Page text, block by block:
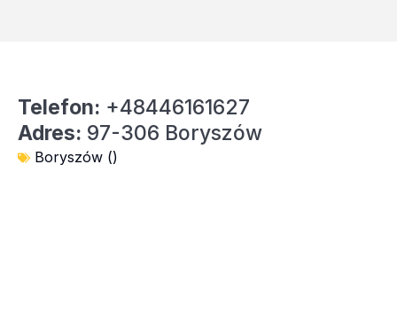
Telefon: +48446161627
Adres: 97-306 Boryszów
Boryszów ()